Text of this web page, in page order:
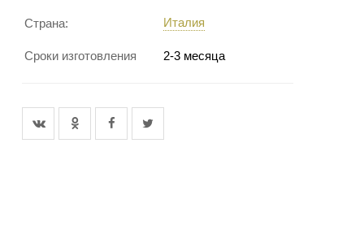
Страна: Италия
Сроки изготовления 2-3 месяца